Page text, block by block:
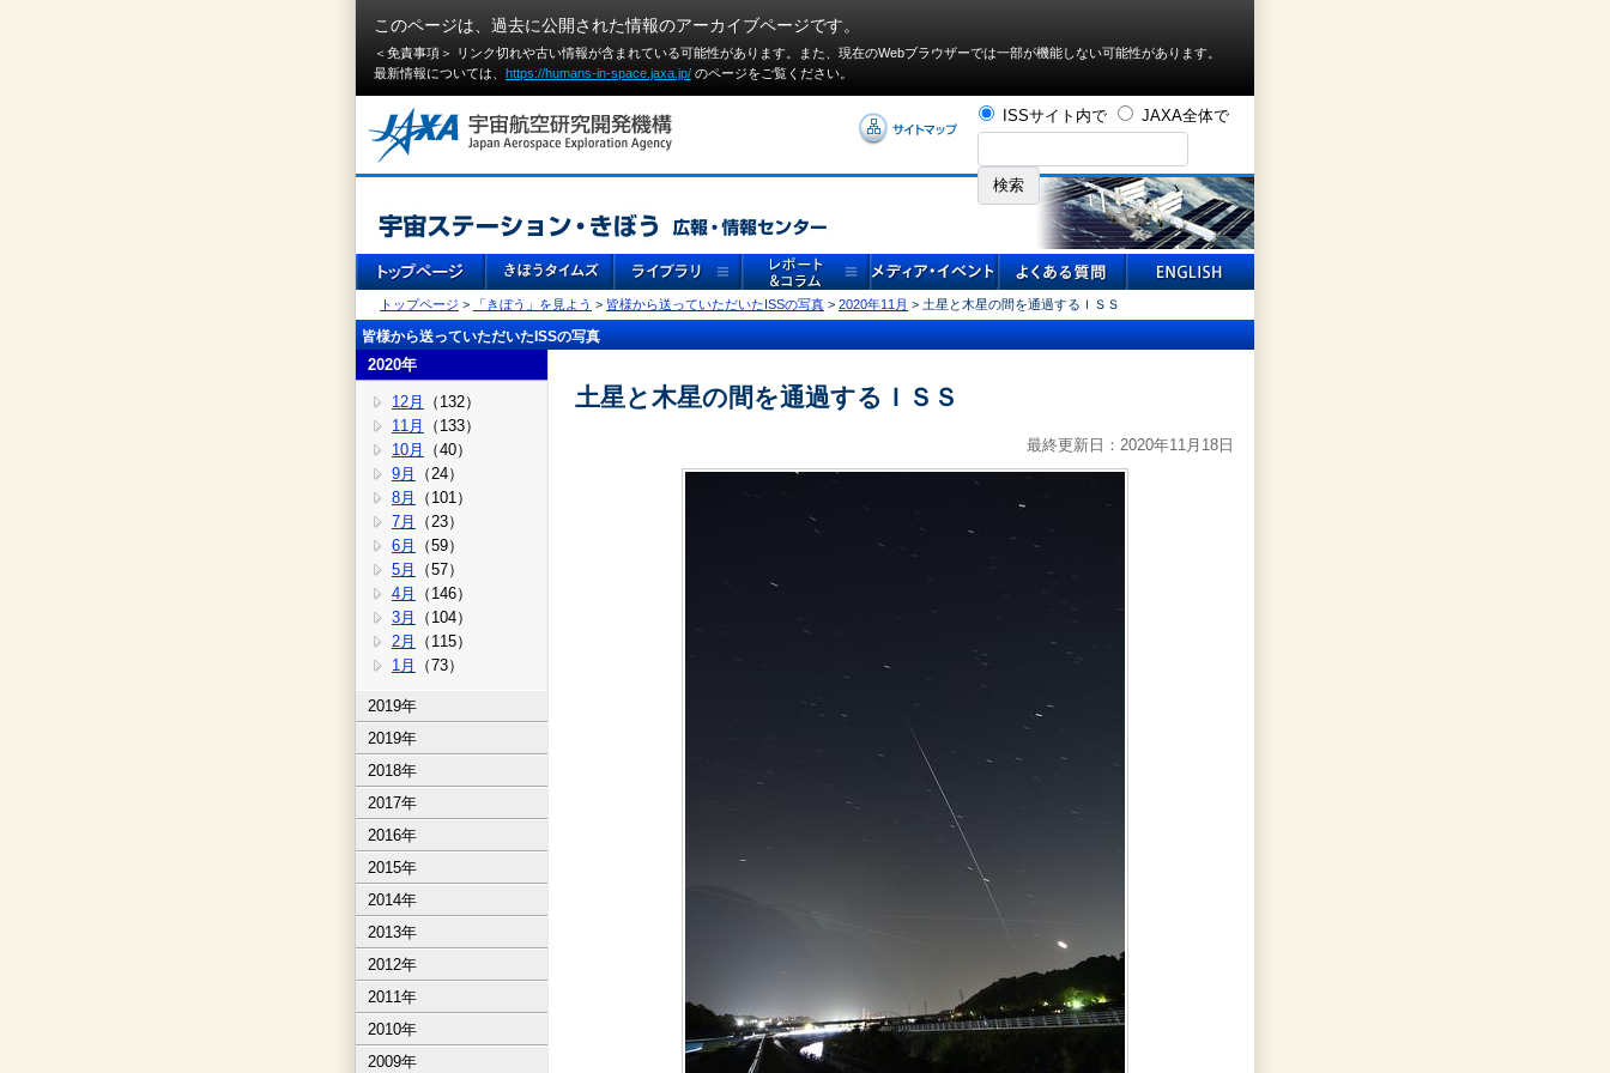
このページは、過去に公開された情報のアーカイブページです。
＜免責事項＞ リンク切れや古い情報が含まれている可能性があります。また、現在のWebブラウザーでは⼀部が機能しない可能性があります。
最新情報については、 https://humans-in-space.jaxa.jp/ のページをご覧ください。
ISSサイト内で JAXA全体で
トップページ > 「きぼう」を見よう > 皆様から送っていただいたISSの写真 > 2020年11月 > 土星と木星の間を通過するＩＳＳ
皆様から送っていただいたISSの写真
2020年
12月
（132）
11月
（133）
10月
（40）
9月
（24）
8月
（101）
7月
（23）
6月
（59）
5月
（57）
4月
（146）
3月
（104）
2月
（115）
1月
（73）
2019年
2019年
2018年
2017年
2016年
2015年
2014年
2013年
2012年
2011年
2010年
2009年
土星と木星の間を通過するＩＳＳ
最終更新日：2020年11月18日